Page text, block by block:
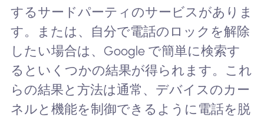
するサードパーティのサービスがありま
す。または、自分で電話のロックを解除
したい場合は、Google で簡単に検索す
るといくつかの結果が得られます。これ
らの結果と方法は通常、デバイスのカー
ネルと機能を制御できるように電話を脱